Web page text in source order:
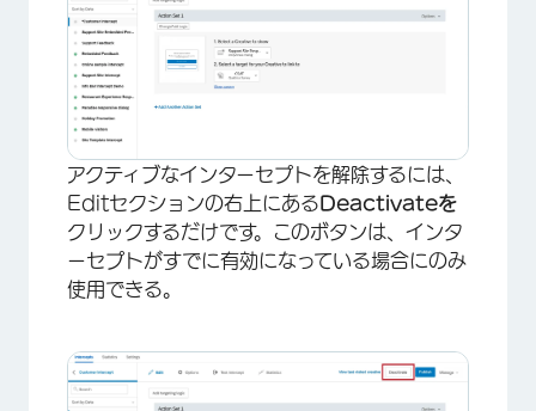
アクティブなインターセプトを解除するには、
Editセクションの右上にあるDeactivateを
クリックするだけです。このボタンは、インタ
ーセプトがすでに有効になっている場合にのみ
使用できる。